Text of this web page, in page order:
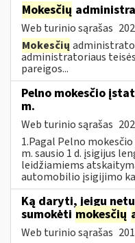
Mokesčių
Web turinio sąrašas
Mokesčių
administratoriaus teisės
pareigos...
Pelno mokesčio
m.
Web turinio sąrašas
1.Pagal Pelno
m. sausio 1 d. įsigijus
leidžiamiems
automobilio įsigijimo
Ką daryti, jeigu
sumokėti mokesčių
Web turinio sąrašas